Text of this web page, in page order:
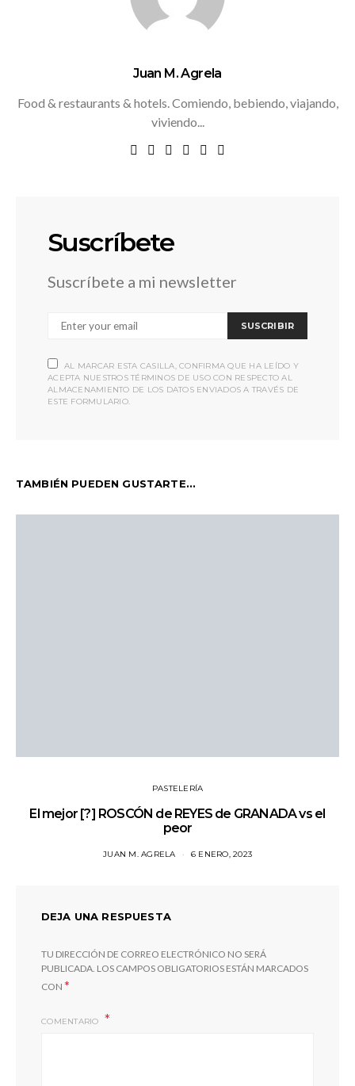
Juan M. Agrela
Food & restaurants & hotels. Comiendo, bebiendo, viajando,
viviendo...
Suscríbete
Suscríbete a mi newsletter
SUSCRIBIR
AL MARCAR ESTA CASILLA, CONFIRMA QUE HA LEÍDO Y
ACEPTA NUESTROS TÉRMINOS DE USO CON RESPECTO AL
ALMACENAMIENTO DE LOS DATOS ENVIADOS A TRAVÉS DE
ESTE FORMULARIO.
TAMBIÉN PUEDEN GUSTARTE...
PASTELERÍA
El mejor [?] ROSCÓN de REYES de GRANADA vs el
peor
JUAN M. AGRELA 6 ENERO, 2023
DEJA UNA RESPUESTA
TU DIRECCIÓN DE CORREO ELECTRÓNICO NO SERÁ
PUBLICADA. LOS CAMPOS OBLIGATORIOS ESTÁN MARCADOS
CON *
COMENTARIO